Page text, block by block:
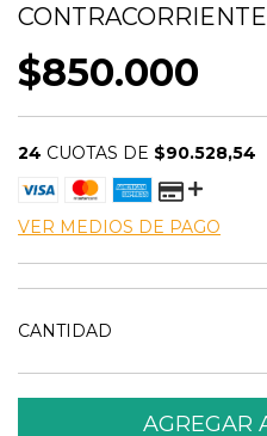
CONTRACORRIENTE
$850.000
24 CUOTAS DE $90.528,54
VER MEDIOS DE PAGO
CANTIDAD